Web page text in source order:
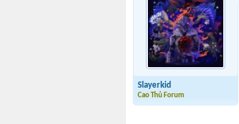
Slayerkid
Cao Thủ Forum